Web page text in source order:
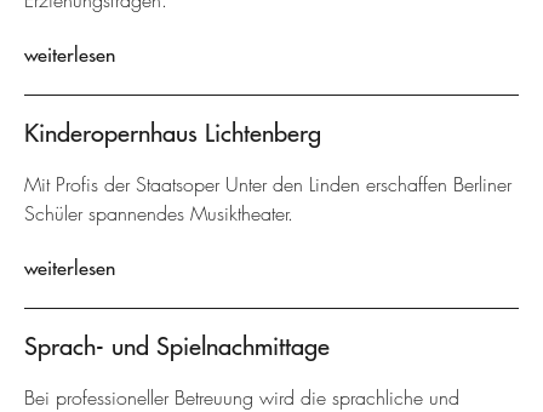
weiterlesen
Kinderopernhaus Lichtenberg
Mit Profis der Staatsoper Unter den Linden erschaffen Berliner
Schüler spannendes Musiktheater.
weiterlesen
Sprach- und Spielnachmittage
Bei professioneller Betreuung wird die sprachliche und